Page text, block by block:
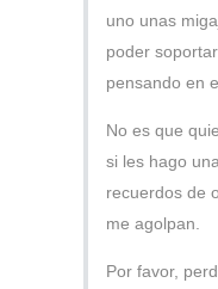
uno unas
poder
pensando en
No es que
si les hago
recuerdos de
me agolpan.
Por favor,